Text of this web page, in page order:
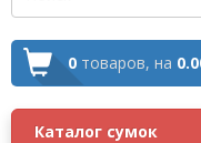
0 товаров, на
Каталог сумок